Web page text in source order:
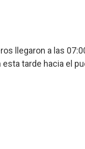
llegaron a las
esta tarde hacia el